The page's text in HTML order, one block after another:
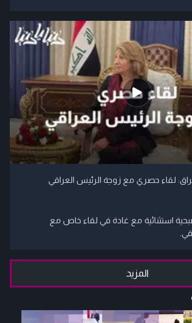
لقاء حصري مع زوجة الرئيس العراقي
استثنائية مع غادة في لقاء خاص مع
المزيد